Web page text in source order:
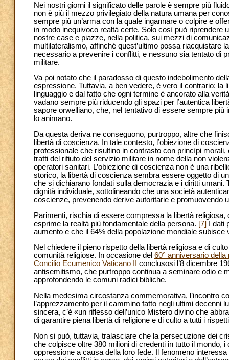
Nei nostri giorni il significato delle parole è sempre più
non è più il mezzo privilegiato della natura umana per
sempre più un’arma con la quale ingannare o colpire e
in modo inequivoco realtà certe. Solo così può riprendere
nostre case e piazze, nella politica, sui mezzi di
multilateralismo, affinché quest’ultimo possa riacquistare
necessario a prevenire i conflitti, e nessuno sia tentato di
militare.
Va poi notato che il paradosso di questo indebolimento
espressione. Tuttavia, a ben vedere, è vero il contrario: la
linguaggio e dal fatto che ogni termine è ancorato alla
vadano sempre più riducendo gli spazi per l’autentica
sapore orwelliano, che, nel tentativo di essere sempre
lo animano.
Da questa deriva ne conseguono, purtroppo, altre che
libertà di coscienza. In tale contesto, l’obiezione di
professionale che risultino in contrasto con princìpi
tratti del rifiuto del servizio militare in nome della non
operatori sanitari. L’obiezione di coscienza non è una
storico, la libertà di coscienza sembra essere oggetto di
che si dichiarano fondati sulla democrazia e i diritti umani.
dignità individuale, sottolineando che una società
coscienze, prevenendo derive autoritarie e promuovendo
Parimenti, rischia di essere compressa la libertà
esprime la realtà più fondamentale della persona. [7] I dati
aumento e che il 64% della popolazione mondiale subisce
Nel chiedere il pieno rispetto della libertà religiosa e di
comunità religiose. In occasione del 60° anniversario
Concilio Ecumenico Vaticano II
conclusosi l’8 dicembre
antisemitismo, che purtroppo continua a seminare odio e
approfondendo le comuni radici bibliche.
Nella medesima circostanza commemorativa, l’incontro
l’apprezzamento per il cammino fatto negli ultimi decenni
sincera, c’è «un riflesso dell’unico Mistero divino che
di garantire piena libertà di religione e di culto a tutti i
Non si può, tuttavia, tralasciare che la persecuzione dei
che colpisce oltre 380 milioni di credenti in tutto il mondo,
oppressione a causa della loro fede. Il fenomeno